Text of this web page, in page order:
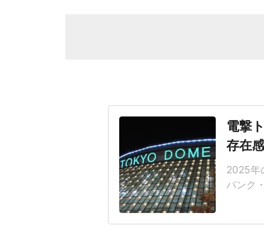
電撃
存在
2025年
バンク
いリチ
いた